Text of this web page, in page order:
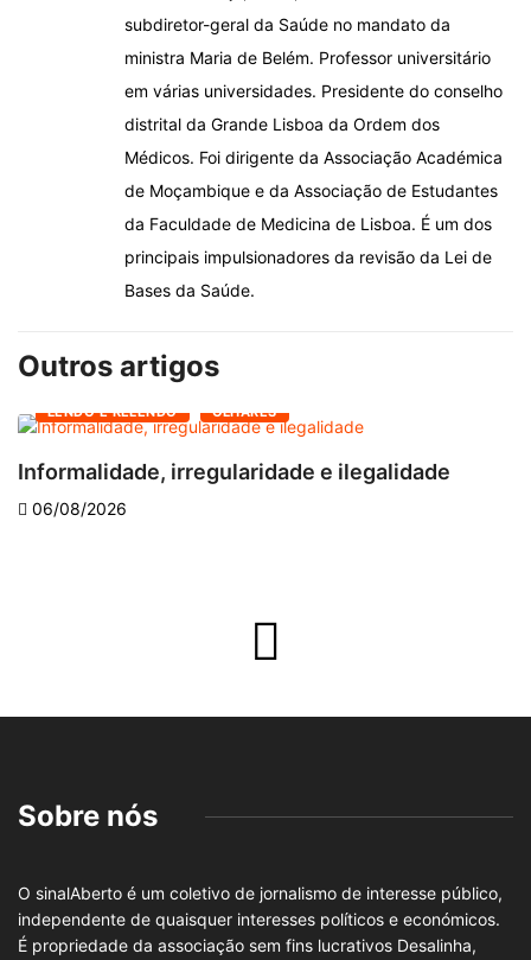
subdiretor-geral da Saúde no mandato da
ministra Maria de Belém. Professor universitário
em várias universidades. Presidente do conselho
distrital da Grande Lisboa da Ordem dos
Médicos. Foi dirigente da Associação Académica
de Moçambique e da Associação de Estudantes
da Faculdade de Medicina de Lisboa. É um dos
principais impulsionadores da revisão da Lei de
Bases da Saúde.
Outros artigos
LENDO E RELENDO OLHARES
Informalidade, irregularidade e ilegalidade
06/08/2026
Sobre nós
O sinalAberto é um coletivo de jornalismo de interesse público,
independente de quaisquer interesses políticos e económicos.
É propriedade da associação sem fins lucrativos Desalinha,